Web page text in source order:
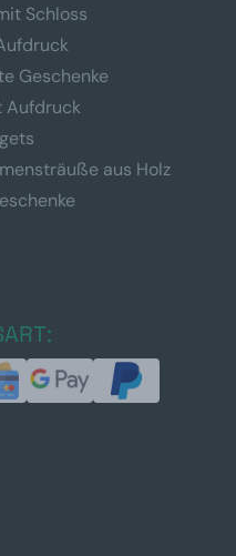
Schloss
Geschenke
Aufdruck
aus Holz